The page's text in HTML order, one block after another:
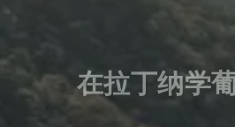
在拉丁纳学